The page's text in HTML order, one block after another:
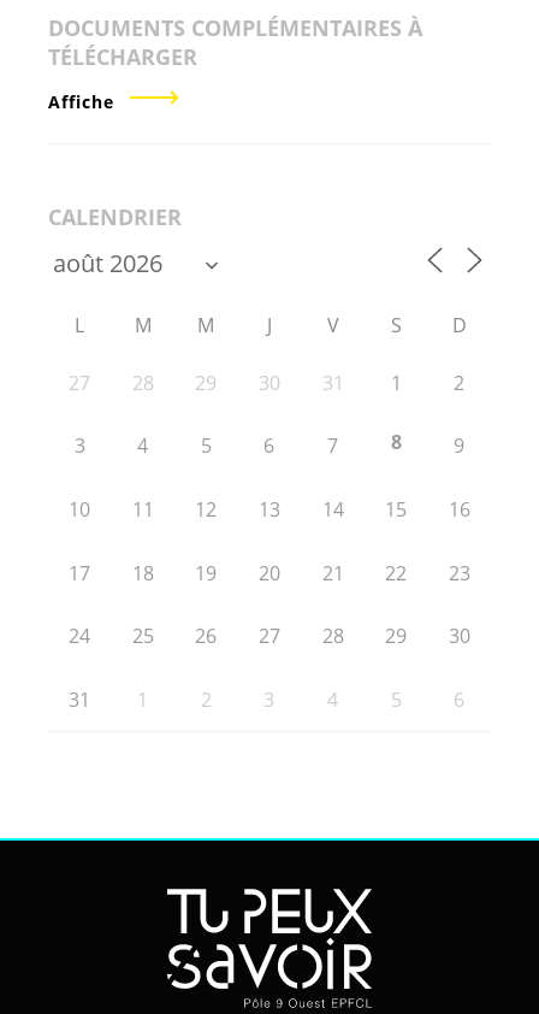
DOCUMENTS COMPLÉMENTAIRES À
TÉLÉCHARGER
Affiche
CALENDRIER
L M M J V S D
27 28 29 30 31 1 2
3 4 5 6 7 8 9
10 11 12 13 14 15 16
17 18 19 20 21 22 23
24 25 26 27 28 29 30
31 1 2 3 4 5 6